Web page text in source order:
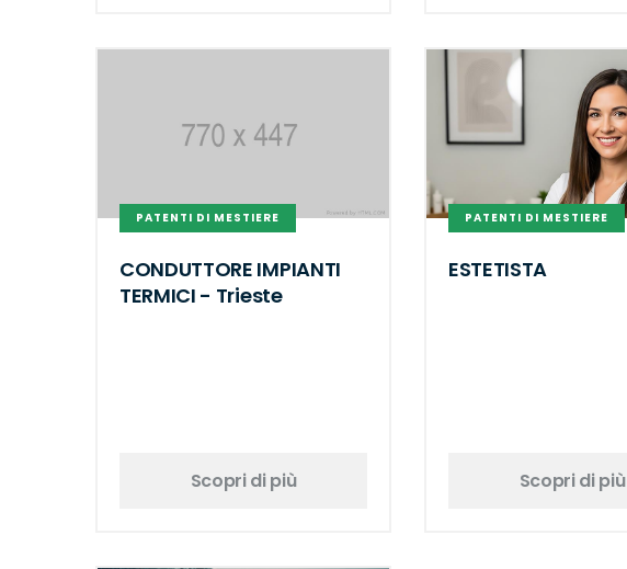
PATENTI DI MESTIERE
CONDUTTORE IMPIANTI
TERMICI - Trieste
Scopri di più
PATENTI DI MESTIERE
ESTETISTA
Scopri di più